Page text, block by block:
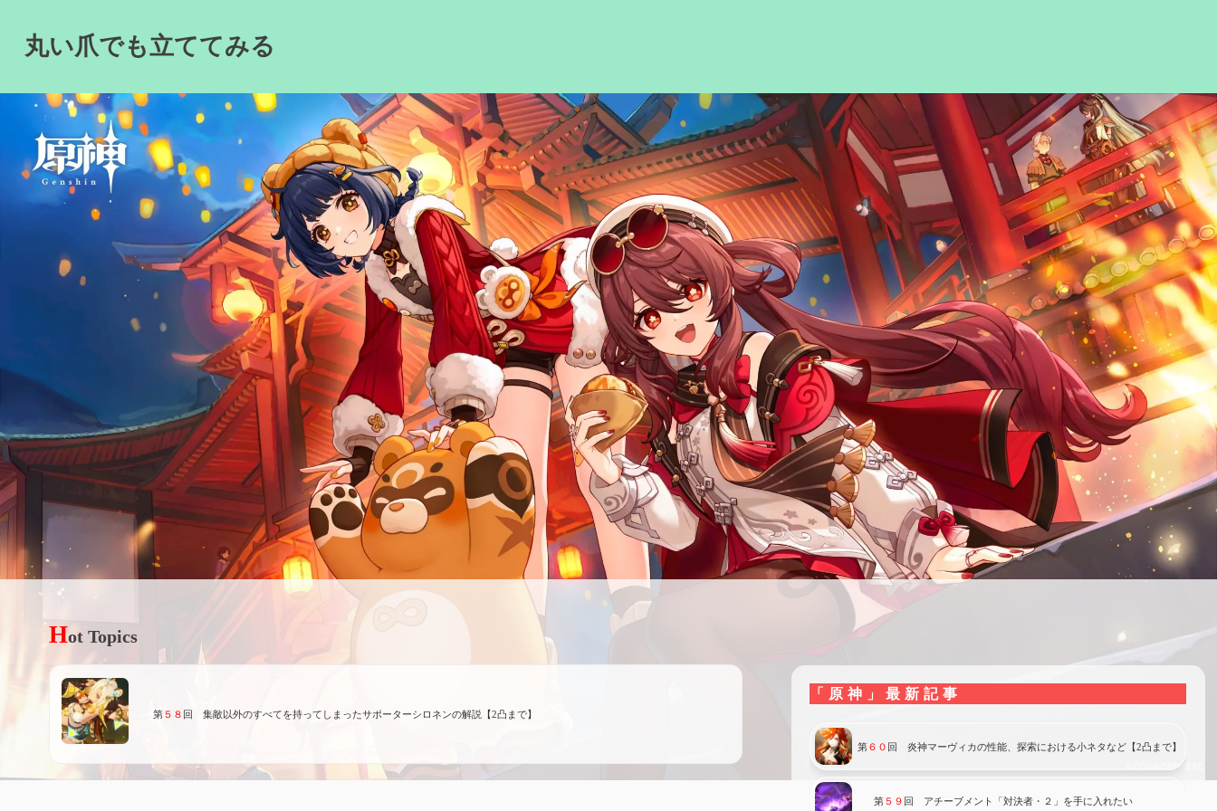
content丸い爪でも立ててみる
Hot Topics
第５８ 回 集敵以外のすべてを持ってしまったサポーターシロネンの解説【2凸まで】
「原神」最新記事
第６０ 回 炎神マーヴィカの性能、探索における小ネタなど【2凸まで】
第５９ 回 アチーブメント「対決者・２」を手に入れたい